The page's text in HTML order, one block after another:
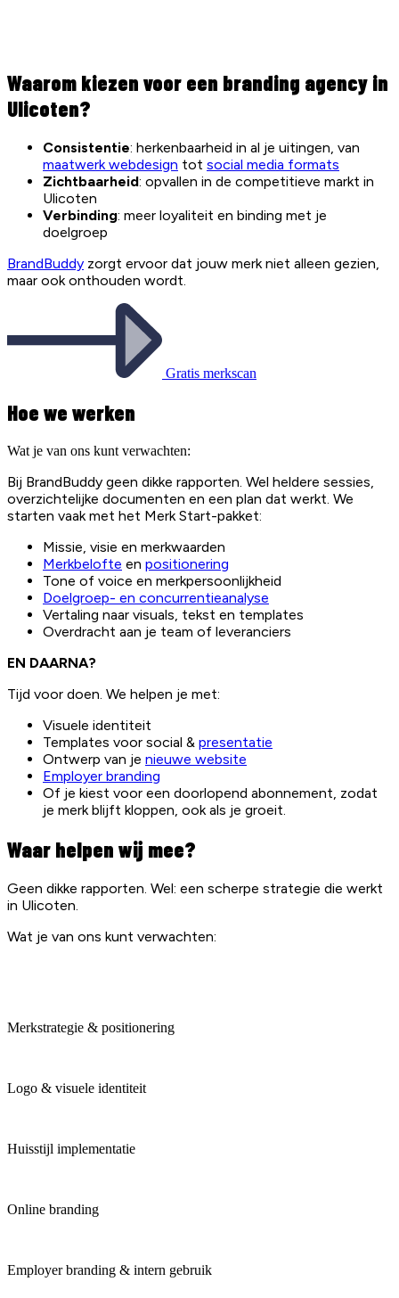
Waarom kiezen voor een branding agency in
Ulicoten?
Consistentie: herkenbaarheid in al je uitingen, van
maatwerk webdesign tot social media formats
Zichtbaarheid: opvallen in de competitieve markt in
Ulicoten
Verbinding: meer loyaliteit en binding met je
doelgroep
BrandBuddy zorgt ervoor dat jouw merk niet alleen gezien,
maar ook onthouden wordt.
Gratis merkscan
Hoe we werken
Wat je van ons kunt verwachten:
Bij BrandBuddy geen dikke rapporten. Wel heldere sessies,
overzichtelijke documenten en een plan dat werkt. We
starten vaak met het Merk Start-pakket:
Missie, visie en merkwaarden
Merkbelofte en positionering
Tone of voice en merkpersoonlijkheid
Doelgroep- en concurrentieanalyse
Vertaling naar visuals, tekst en templates
Overdracht aan je team of leveranciers
EN DAARNA?
Tijd voor doen. We helpen je met:
Visuele identiteit
Templates voor social & presentatie
Ontwerp van je nieuwe website
Employer branding
Of je kiest voor een doorlopend abonnement, zodat
je merk blijft kloppen, ook als je groeit.
Waar helpen wij mee?
Geen dikke rapporten. Wel: een scherpe strategie die werkt
in Ulicoten.
Wat je van ons kunt verwachten:
Merkstrategie & positionering
Logo & visuele identiteit
Huisstijl implementatie
Online branding
Employer branding & intern gebruik